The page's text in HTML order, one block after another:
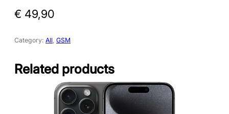
€ 49,90
Category: All GSM
Related products